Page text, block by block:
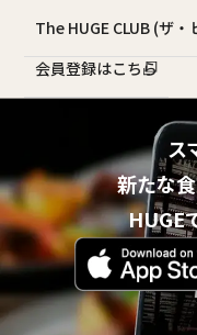
The HUGE CLUB (ザ
会員登録はこちら
ス
新たな
HUGE